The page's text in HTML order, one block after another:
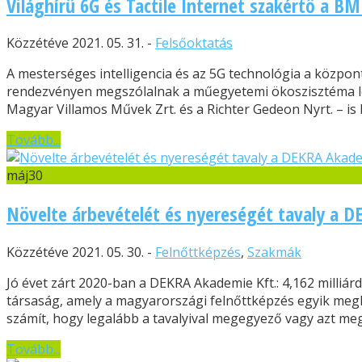
Közzétéve 2021. 05. 31. - Felsőoktatás
A mesterséges intelligencia és az 5G technológia a
rendezvényen megszólalnak a műegyetemi
Magyar Villamos Művek Zrt. és a Richter Gedeon Nyrt. –
Tovább...
máj30
Növelte árbevételét és nyereségét tavaly a
Közzétéve 2021. 05. 30. - Felnőttképzés, Szakmák
Jó évet zárt 2020-ban a DEKRA Akademie Kft.: 4,162
társaság, amely a magyarországi felnőttképzés egyik
számít, hogy legalább a tavalyival megegyező vagy azt
Tovább...